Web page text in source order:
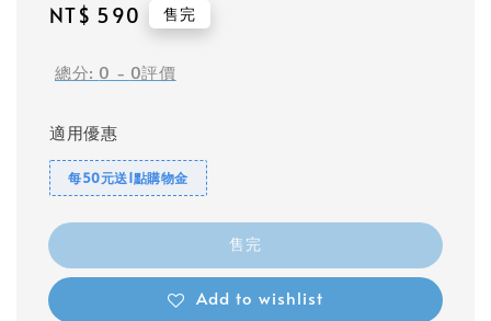
Regular
NT$ 590 售完
總分: 0 - 0評價
適用優惠
每50元送1點購物金
售完
Add to wishlist